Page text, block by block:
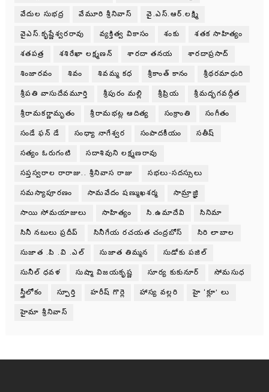
వేదుల సుభద్ర వేమూరి శ్రీనివాస్ వై.ఎస్.ఆర్.లక్ష్మి
వైఎస్.కృష్ణేశ్వరరావు వ్యక్తిత్వ వికాసం శంకు శతక సాహిత్యం
శతపత్ర శశిరేఖా లక్ష్మణన్ శారదా తనయ శారదాప్రసాద్
శింజారవం శివం శివమ్మ కధ శ్రీకాంత్ కానం శ్రీథరమాధురి
శ్రీపతి వాసుదేవమూర్తి శ్రీపురం మల్లి శ్రీప్రియ శ్రీమద్భగవద్గీత
శ్రీరామకర్ణామృతం శ్రీరామభట్ల ఆదిత్య సంక్రాంతి సంగీతం
సండే ఫన్ డే సంధ్యా నాగేశ్వర సంపాదకీయం సతీష్
సత్యం ఓరుగంటి సదాశివుని లక్ష్మణరావు
సప్తస్వరాల రారాజు.. శ్రీనివాస రాజు సభలు-సదస్సులు
సమస్యాపూరణం సామవేదం షణ్ముఖశర్మ సామ్రాజ్ఞి
సాయి సోమయాజులు సాహిత్యం సి.ఉమాదేవి సినిమా
సినీ నటులు ప్రదీప్ సినీగేయ రచయత చంద్రబోస్ సిరి లాబాల
సుజాత .పి .వి .ఎల్ సుజాత తిమ్మన సుడోకు పజిల్
సునీల్ ధవళ సుష్మా విజయకృష్ణ సూర్య కుకునూర్ సోమసుధ
స్త్రీలోకం స్పూర్తి హరీష్ గొర్లె హాస్య వల్లరి హై ‘క్లూ’ లు
హైమా శ్రీనివాస్